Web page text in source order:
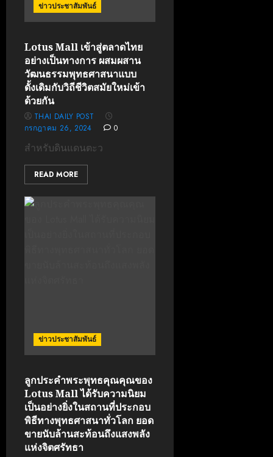
ข่าวประชาสัมพันธ์
Lotus Mall เข้าสู่ตลาดไทย
อย่างเป็นทางการ ผสมผสาน
วัฒนธรรมพุทธศาสนาแบบ
ดั้งเดิมกับวิถีชีวิตสมัยใหม่เข้า
ด้วยกัน
THAI DAILY POST
กรกฎาคม 26, 2024
0
สำหรับดินแดนตะว
READ MORE
ข่าวประชาสัมพันธ์
ลูกประคำพระพุทธคุณคุณของ
Lotus Mall ได้รับความนิยม
เป็นอย่างยิ่งในสถานที่ประกอบ
พิธีทางพุทธศาสนาทั่วโลก ยอด
ขายนับล้านสะท้อนถึงแสงพลัง
แห่งจิตศรัทธา